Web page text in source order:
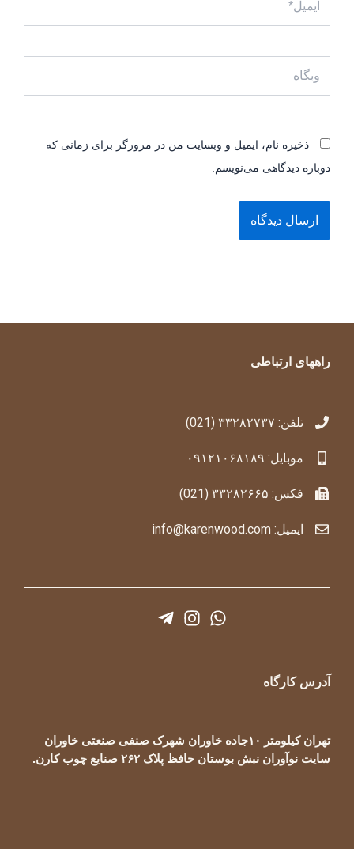
ذخیره نام، ایمیل و وبسایت من در مرورگر برای زمانی که
دوباره دیدگاهی می‌نویسم.
راههای ارتباطی
تلفن: ۳۳۲۸۲۷۳۷ (021)
موبایل: ۰۹۱۲۱۰۶۸۱۸۹
فکس: ۳۳۲۸۲۶۶۵ (021)
ایمیل: info@karenwood.com
آدرس کارگاه
تهران کیلومتر ۱۰جاده خاوران شهرک صنفی صنعتی خاوران
سایت نوآوران نبش بوستان حافظ پلاک ۲۶۲ صنایع چوب کارن.